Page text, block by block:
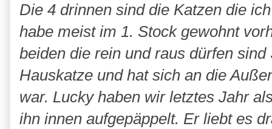
Die 4 drinnen sind die Katzen die
habe meist im 1. Stock gewohnt
beiden die rein und raus dürfen
Hauskatze und hat sich an die
war. Lucky haben wir letztes Jahr
ihn innen aufgepäppelt. Er liebt es